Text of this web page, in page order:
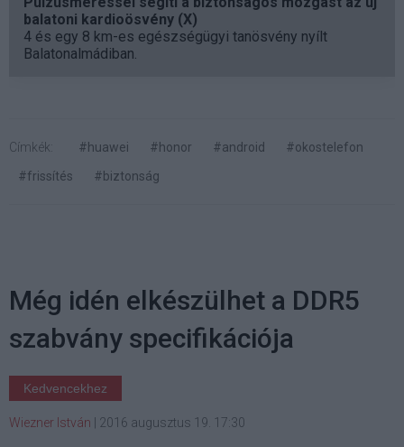
balatoni kardioösvény (X)
4 és egy 8 km-es egészségügyi tanösvény nyílt
Balatonalmádiban.
Címkék: #huawei #honor #android
#okostelefon
#frissítés
#biztonság
Még idén elkészülhet a DDR5
szabvány specifikációja
Kedvencekhez
Wiezner István 2016 augusztus 19. 17:30